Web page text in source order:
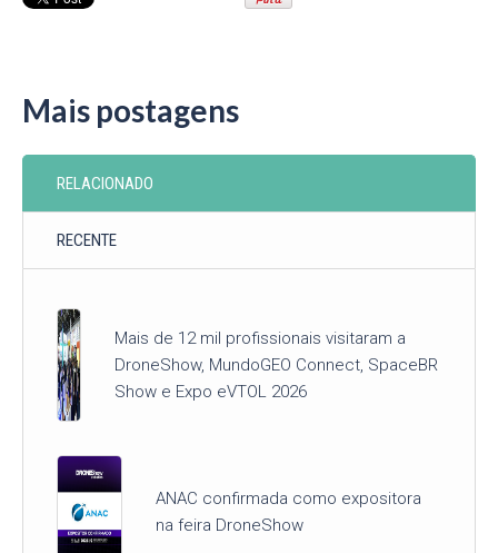
Mais postagens
RELACIONADO
RECENTE
Mais de 12 mil profissionais visitaram a
DroneShow, MundoGEO Connect, SpaceBR
Show e Expo eVTOL 2026
ANAC confirmada como expositora
na feira DroneShow